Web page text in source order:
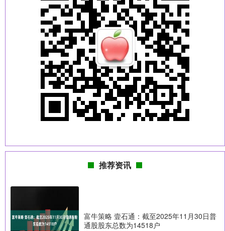
推荐资讯
富牛策略 壹石通：截至2025年11月30日普
通股股东总数为14518户